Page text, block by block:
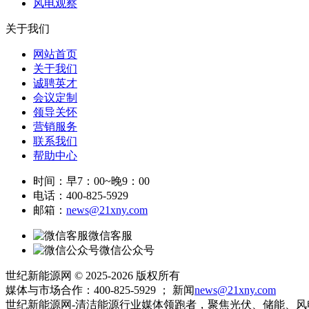
风电观察
关于我们
网站首页
关于我们
诚聘英才
会议定制
领导关怀
营销服务
联系我们
帮助中心
时间：早7：00~晚9：00
电话：400-825-5929
邮箱： news@21xny.com
微信客服
微信公众号
世纪新能源网 © 2025-2026 版权所有
媒体与市场合作：400-825-5929 ； 新闻news@21xny.com
世纪新能源网-清洁能源行业媒体领跑者，聚焦光伏、储能、